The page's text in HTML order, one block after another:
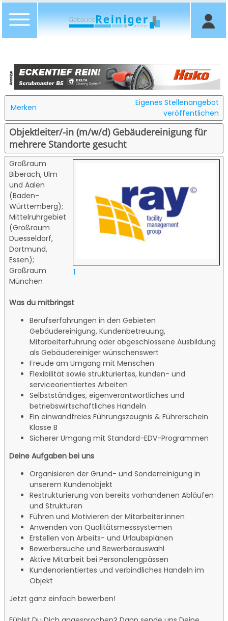
Merken
Eigenes Stellenangebot
veröffentlichen
Objektleiter/-in (m/w/d) Gebäudereinigung für
mehrere Standorte gesucht
1
Großraum
Biberach, Ulm
und Aalen
(Baden-
Württemberg);
Mittelruhrgebiet
(Großraum
Duesseldorf,
Dortmund,
Essen);
Großraum
München
Was du mitbringst
Berufserfahrungen in den Gebieten
Gebäudereinigung, Kundenbetreuung,
Mitarbeiterführung oder abgeschlossene Ausbildung
als Gebäudereiniger wünschenswert
Freude am Umgang mit Menschen
Flexibilität sowie strukturiertes, kunden- und
serviceorientiertes Arbeiten
Selbstständiges, eigenverantwortliches und
betriebswirtschaftliches Handeln
Ein einwandfreies Führungszeugnis & Führerschein
Klasse B
Sicherer Umgang mit Standard-EDV-Programmen
Deine Aufgaben bei uns
Organisieren der Grund- und Sonderreinigung in
unserem Kundenobjekt
Restrukturierung von bereits vorhandenen Abläufen
und Strukturen
Führen und Motivieren der Mitarbeiter:innen
Anwenden von Qualitätsmesssystemen
Erstellen von Arbeits- und Urlaubsplänen
Bewerbersuche und Bewerberauswahl
Aktive Mitarbeit bei Personalengpässen
Kundenorientiertes und verbindliches Handeln im
Objekt
Jetzt ganz einfach bewerben!